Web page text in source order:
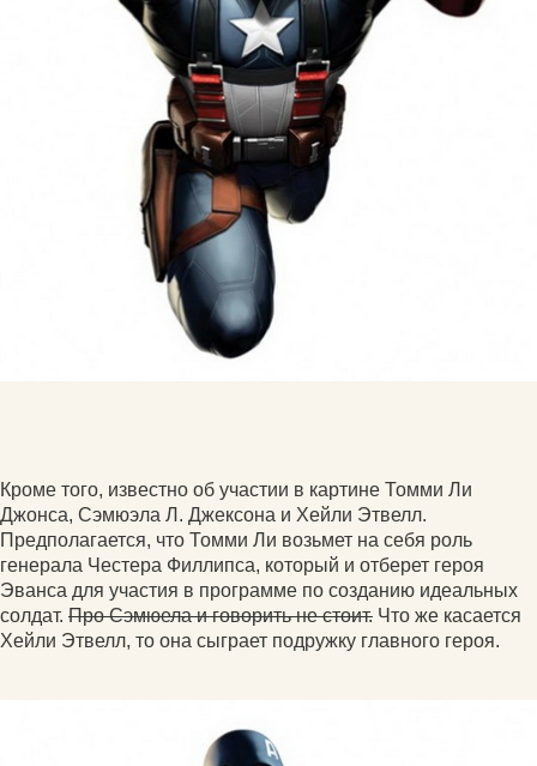
Кроме того, известно об участии в картине Томми Ли
Джонса, Сэмюэла Л. Джексона и Хейли Этвелл.
Предполагается, что Томми Ли возьмет на себя роль
генерала Честера Филлипса, который и отберет героя
Эванса для участия в программе по созданию идеальных
солдат. Про Сэмюела и говорить не стоит. Что же касается
Хейли Этвелл, то она сыграет подружку главного героя.